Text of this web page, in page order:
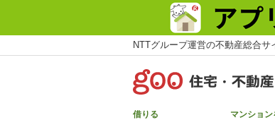
NTTグループ運営の不動産総合サ
借りる マンション